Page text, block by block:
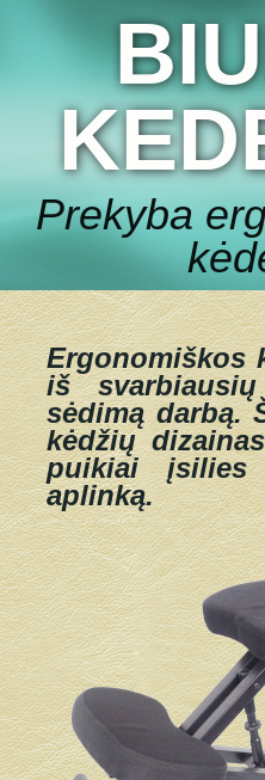
Prekyba
Ergonomiškos
iš
sėdimą darbą.
kėdžių
puikiai
aplinką.